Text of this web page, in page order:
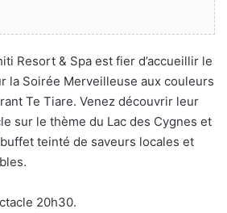
Resort & Spa est fier d’accueillir le
la Soirée Merveilleuse aux couleurs
Te Tiare. Venez découvrir leur
sur le thème du Lac des Cygnes et
teinté de saveurs locales et
20h30.